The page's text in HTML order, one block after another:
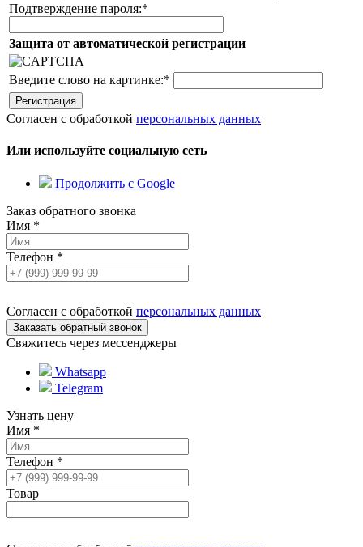
Подтверждение пароля:*
Защита от автоматической регистрации
Введите слово на картинке:*
Согласен с обработкой персональных данных
Или используйте социальную сеть
Продолжить с Google
Заказ обратного звонка
Имя *
Телефон *
Согласен с обработкой персональных данных
Свяжитесь через мессенджеры
Whatsapp
Telegram
Узнать цену
Имя *
Телефон *
Товар